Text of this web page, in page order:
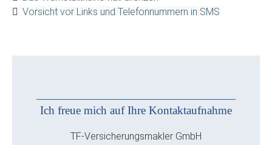
Vorsicht vor Links und Telefonnummern in SMS
Ich freue mich auf Ihre Kontaktaufnahme
TF-Versicherungsmakler GmbH